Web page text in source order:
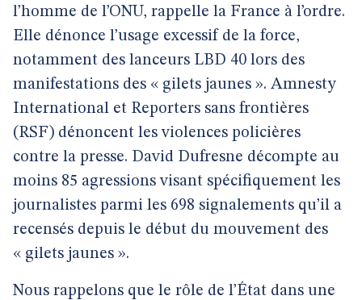
l’homme de l’ONU, rappelle la France à l’ordre.
Elle dénonce l’usage excessif de la force,
notamment des lanceurs LBD 40 lors des
manifestations des « gilets jaunes ». Amnesty
International et Reporters sans frontières
(RSF) dénoncent les violences policières
contre la presse. David Dufresne décompte au
moins 85 agressions visant spécifiquement les
journalistes parmi les 698 signalements qu’il a
recensés depuis le début du mouvement des
« gilets jaunes ».
Nous rappelons que le rôle de l’État dans une